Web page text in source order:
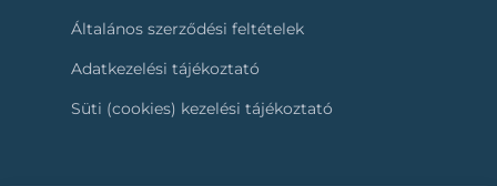
Általános szerződési feltételek
Adatkezelési tájékoztató
Süti (cookies) kezelési tájékoztató